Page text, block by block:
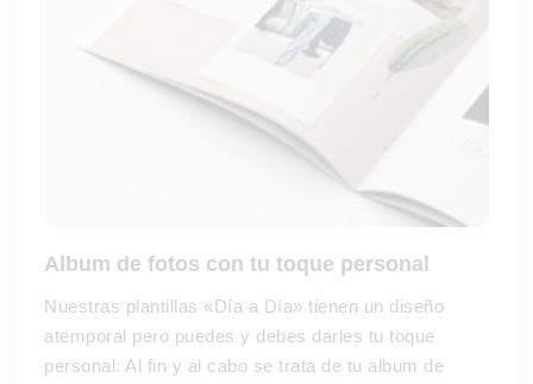
Album de fotos con tu toque personal
Nuestras plantillas «Día a Día» tienen un diseño
atemporal pero puedes y debes darles tu toque
personal: Al fin y al cabo se trata de tu album de